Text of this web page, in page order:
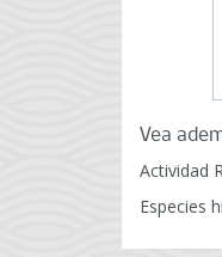
Vea
Actividad
Especies